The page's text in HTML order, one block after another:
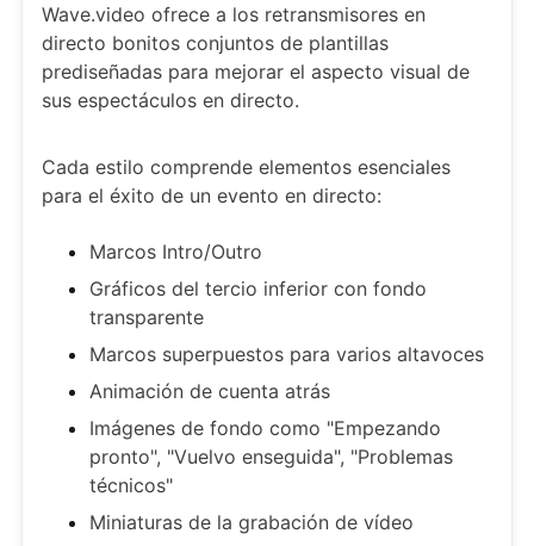
Wave.video ofrece a los retransmisores en
directo bonitos conjuntos de plantillas
prediseñadas para mejorar el aspecto visual de
sus espectáculos en directo.
Cada estilo comprende elementos esenciales
para el éxito de un evento en directo:
Marcos Intro/Outro
Gráficos del tercio inferior con fondo
transparente
Marcos superpuestos para varios altavoces
Animación de cuenta atrás
Imágenes de fondo como "Empezando
pronto", "Vuelvo enseguida", "Problemas
técnicos"
Miniaturas de la grabación de vídeo